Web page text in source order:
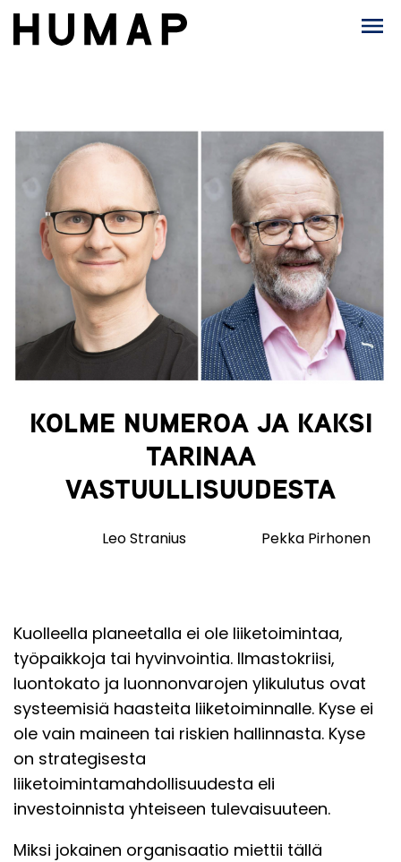
KOLME NUMEROA JA KAKSI
TARINAA
VASTUULLISUUDESTA
Leo Stranius Pekka Pirhonen
Kuolleella planeetalla ei ole liiketoimintaa,
työpaikkoja tai hyvinvointia. Ilmastokriisi,
luontokato ja luonnonvarojen ylikulutus ovat
systeemisiä haasteita liiketoiminnalle. Kyse ei
ole vain maineen tai riskien hallinnasta. Kyse
on strategisesta
liiketoimintamahdollisuudesta eli
investoinnista yhteiseen tulevaisuuteen.
Miksi jokainen organisaatio miettii tällä